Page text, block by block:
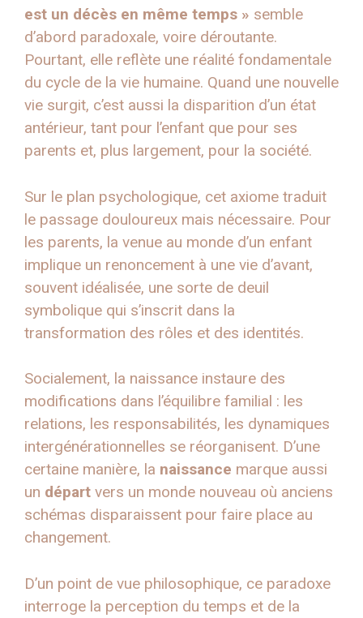
est un décès en même temps » semble
d’abord paradoxale, voire déroutante.
Pourtant, elle reflète une réalité fondamentale
du cycle de la vie humaine. Quand une nouvelle
vie surgit, c’est aussi la disparition d’un état
antérieur, tant pour l’enfant que pour ses
parents et, plus largement, pour la société.
Sur le plan psychologique, cet axiome traduit
le passage douloureux mais nécessaire. Pour
les parents, la venue au monde d’un enfant
implique un renoncement à une vie d’avant,
souvent idéalisée, une sorte de deuil
symbolique qui s’inscrit dans la
transformation des rôles et des identités.
Socialement, la naissance instaure des
modifications dans l’équilibre familial : les
relations, les responsabilités, les dynamiques
intergénérationnelles se réorganisent. D’une
certaine manière, la naissance marque aussi
un départ vers un monde nouveau où anciens
schémas disparaissent pour faire place au
changement.
D’un point de vue philosophique, ce paradoxe
interroge la perception du temps et de la